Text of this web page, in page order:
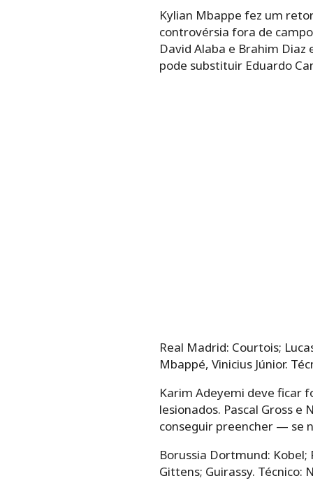
Kylian Mbappe fez um
controvérsia fora de
David Alaba e Brahim
pode substituir Eduardo
Real Madrid: Courtois;
Mbappé, Vinicius Júnior.
Karim Adeyemi deve ficar
lesionados. Pascal Gross e
conseguir preencher — se
Borussia Dortmund:
Gittens; Guirassy. Técnico: